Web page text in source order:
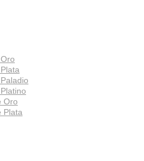
Oro
Plata